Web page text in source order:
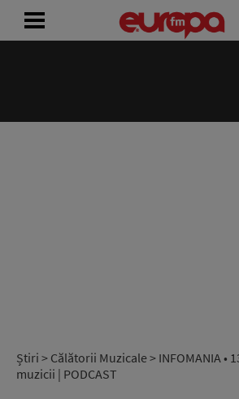
Știri > Călătorii Muzicale> INFOMANIA •
muzicii | PODCAST